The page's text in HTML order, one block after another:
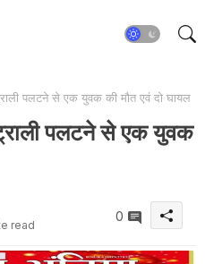
पलटने से एक युवक की मौत एवं दो घायल
पलटने से एक युवक
read
0